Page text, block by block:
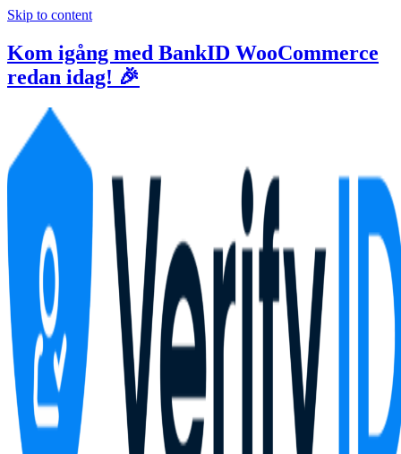
Skip to content
Kom igång med BankID WooCommerce
redan idag! 🎉